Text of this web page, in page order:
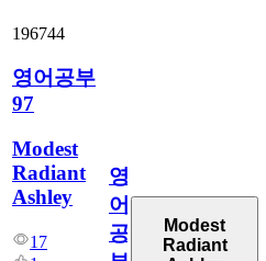
196744
영어공부
97
Modest
Radiant
Ashley
17
영
어
공
Modest
Radiant